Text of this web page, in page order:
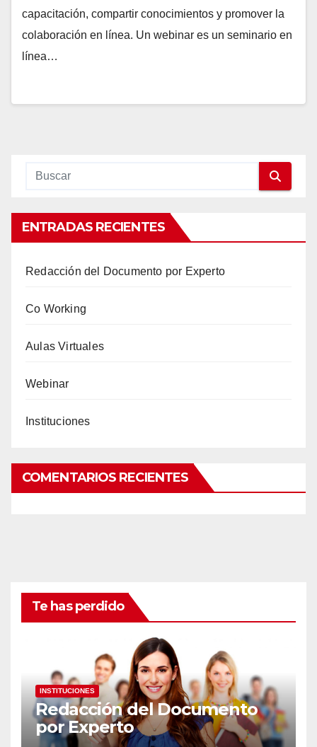
capacitación, compartir conocimientos y promover la
colaboración en línea. Un webinar es un seminario en
línea…
ENTRADAS RECIENTES
Redacción del Documento por Experto
Co Working
Aulas Virtuales
Webinar
Instituciones
COMENTARIOS RECIENTES
Te has perdido
INSTITUCIONES
Redacción del Documento
por Experto